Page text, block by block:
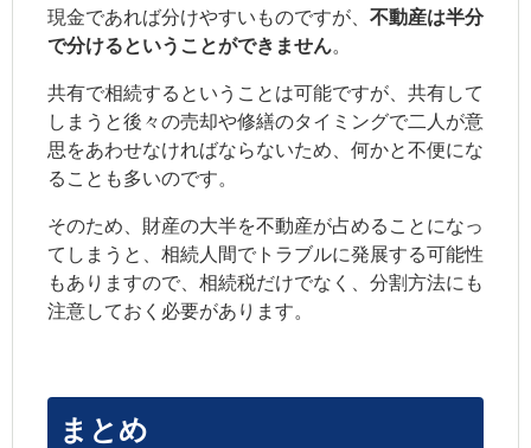
現金であれば分けやすいものですが、 不動産は半分
で分けるということができません。
共有で相続するということは可能ですが、共有して
しまうと後々の売却や修繕のタイミングで二人が意
思をあわせなければならないため、何かと不便にな
ることも多いのです。
そのため、財産の大半を不動産が占めることになっ
てしまうと、相続人間でトラブルに発展する可能性
もありますので、相続税だけでなく、分割方法にも
注意しておく必要があります。
まとめ